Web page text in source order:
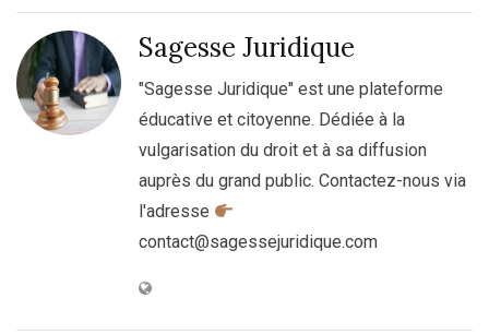
Sagesse Juridique
"Sagesse Juridique" est une plateforme
éducative et citoyenne. Dédiée à la
vulgarisation du droit et à sa diffusion
auprès du grand public. Contactez-nous via
l'adresse
contact@sagessejuridique.com